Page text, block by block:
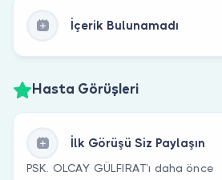
İçerik Bulunamadı
Hasta Görüşleri
İlk Görüşü Siz Paylaşın
PSK. OLCAY GÜLFIRAT’ı daha önce